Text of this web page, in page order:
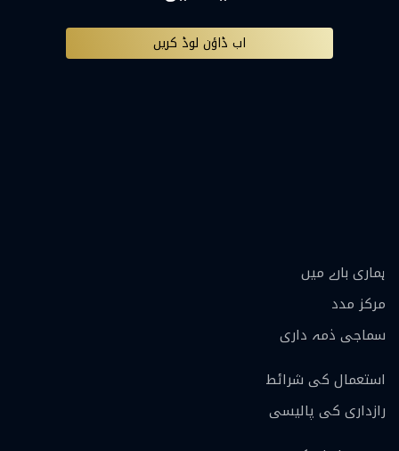
اب ڈاؤن لوڈ کریں
ہماری بارے ميں
مرکز مدد
سماجی ذمہ داری
استعمال کی شرائط
رازداری کی پالیسی